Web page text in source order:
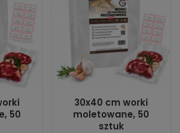
50
30x40 cm worki
moletowane, 50
sztuk